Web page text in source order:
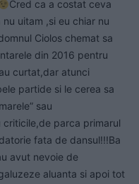
Cred ca a costat ceva
uitam ,si eu chiar nu
Ciolos chemat sa
din 2016 pentru
curtat,dar atunci
partide si le cerea sa
sau
criticile,de parca primarul
fata de dansul!!!Ba
avut nevoie de
aluanta si apoi tot